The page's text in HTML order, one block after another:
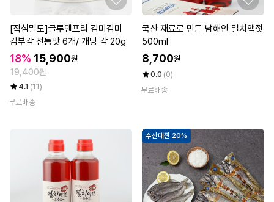
[작심밀도]글루텐프리 김미김미
김부각 전통맛 6개/ 개당 각 20g
18% 15,900원
19,400원
4.1 (11)
무료배송
국산 재료로 만든 남해안 멸치액젓
500ml
8,700원
0.0 (0)
무료배송
수산대전 20%